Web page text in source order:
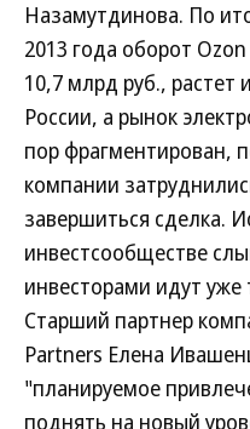
Назамутдинова. По
2013 года оборот
10,7 млрд руб., растет
России, а рынок
пор фрагментирован,
компании
завершиться сделка.
инвестсообществе
инвесторами идут
Старший партнер
Partners Елена
"планируемое
поднять на новый